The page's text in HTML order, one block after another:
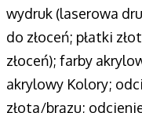
wydruk (laserowa
do złoceń; płatki
złoceń); farby
akrylowy Kolory;
złota/brązu;